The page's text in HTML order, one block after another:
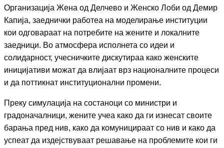
Организација Жена од Делчево и Женско Лоби од Демир
Капија, заеднички работеа на моделирање институции
кои одговараат на потребите на жените и локалните
заедници. Во атмосфера исполнета со идеи и
солидарност, учесничките дискутираа како женските
иницијативи можат да влијаат врз националните процеси
и да поттикнат институционални промени.
Преку симулација на состаноци со министри и
градоначалници, жените учеа како да ги изнесат своите
барања пред нив, како да комуницираат со нив и како да
успеат да издејствуваат решавање на проблемите кои ги